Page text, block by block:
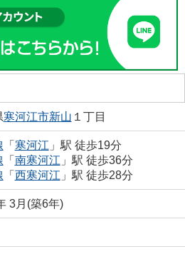
寒河江市新山 １丁目
「 寒河江 」駅 徒歩19分
「 南寒河江 」駅 徒歩36分
「 西寒河江 」駅 徒歩28分
3月(築6年)